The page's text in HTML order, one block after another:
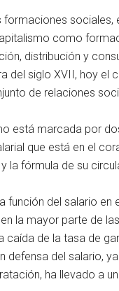
sociales,
como
distribución y
del siglo XVII, hoy
de relaciones
está marcada por
que está en el
la fórmula de su
función del salario
la mayor parte de
caída de la tasa de
defensa del salario,
ha llevado a